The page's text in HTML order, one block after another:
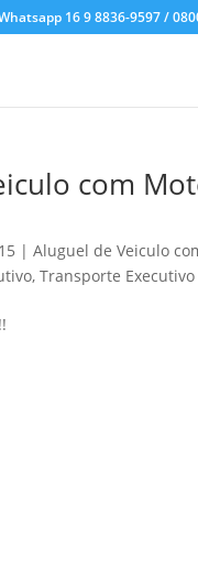
16 9 8836-9597 /
com
|Aluguel de Veiculo
,Transporte Executivo